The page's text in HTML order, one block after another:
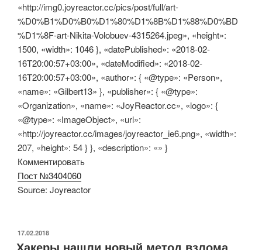
«http://img0.joyreactor.cc/pics/post/full/art-
%D0%B1%D0%B0%D1%80%D1%8B%D1%88%D0%BD
%D1%8F-art-Nikita-Volobuev-4315264.jpeg», «height»:
1500, «width»: 1046 }, «datePublished»: «2018-02-
16T20:00:57+03:00», «dateModified»: «2018-02-
16T20:00:57+03:00», «author»: { «@type»: «Person»,
«name»: «Gilbert13» }, «publisher»: { «@type»:
«Organization», «name»: «JoyReactor.cc», «logo»: {
«@type»: «ImageObject», «url»:
«http://joyreactor.cc/images/joyreactor_ie6.png», «width»:
207, «height»: 54 } }, «description»: «» }
Комментировать
Пост №3404060
Source: Joyreactor
ОПУБЛИКОВАНО
17.02.2018
Хакеры нашли новый метод взлома